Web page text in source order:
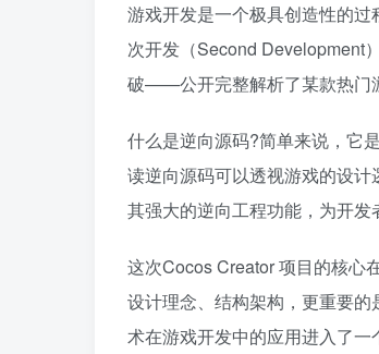
游戏开发是一个极具创造性的
次开发（Second Development
破——公开完整解析了某款热门
什么是逆向源码?简单来说，它
读逆向源码可以透视游戏的设计
其强大的逆向工程功能，为开发
这次Cocos Creator 项目的核心
设计理念、结构架构，更重要
术在游戏开发中的应用进入了一